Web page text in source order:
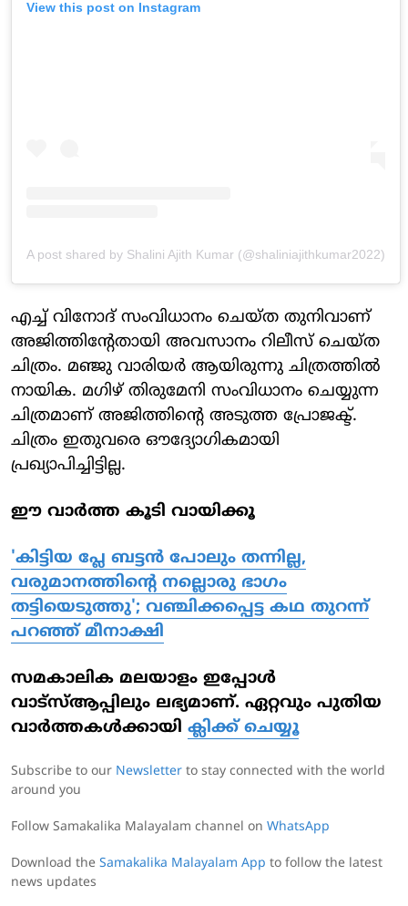
View this post on Instagram
A post shared by Shalini Ajith Kumar (@shaliniajithkumar2022)
എച്ച് വിനോദ് സംവിധാനം ചെയ്ത തുനിവാണ്
അജിത്തിന്റേതായി അവസാനം റിലീസ് ചെയ്ത
ചിത്രം. മഞ്ജു വാരിയർ ആയിരുന്നു ചിത്രത്തിൽ
നായിക. മഗിഴ് തിരുമേനി സംവിധാനം ചെയ്യുന്ന
ചിത്രമാണ് അജിത്തിന്റെ അടുത്ത പ്രോജക്ട്.
ചിത്രം ഇതുവരെ ഔദ്യോഗികമായി
പ്രഖ്യാപിച്ചിട്ടില്ല.
ഈ വാര്‍ത്ത കൂടി വായിക്കൂ
'കിട്ടിയ പ്ലേ ബട്ടൻ പോലും തന്നില്ല,
വരുമാനത്തിന്റെ നല്ലൊരു ഭാ​ഗം
തട്ടിയെടുത്തു'; വഞ്ചിക്കപ്പെട്ട കഥ തുറന്ന്
പറഞ്ഞ് മീനാക്ഷി
സമകാലിക മലയാളം ഇപ്പോള്‍
വാട്‌സ്ആപ്പിലും ലഭ്യമാണ്. ഏറ്റവും പുതിയ
വാര്‍ത്തകള്‍ക്കായി ക്ലിക്ക് ചെയ്യൂ
Subscribe to our Newsletter to stay connected with the world
around you
Follow Samakalika Malayalam channel on WhatsApp
Download the Samakalika Malayalam App to follow the latest
news updates